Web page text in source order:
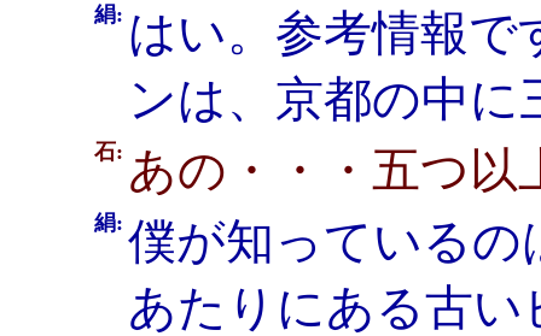
絹: はい。参考情報
ンは、京都の中に
石: あの・・・五つ以
絹: 僕が知っているの
あたりにある古